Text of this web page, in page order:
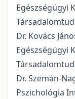
Egészségügyi
Dr. Kovács
Egészségügyi
Dr. Szemán-
Pszichológia